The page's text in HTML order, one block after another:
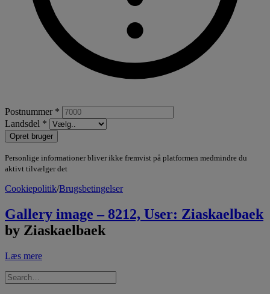
Postnummer *
Landsdel *
Opret bruger
Personlige informationer bliver ikke fremvist på platformen medmindre du
aktivt tilvælger det
Cookiepolitik/Brugsbetingelser
Gallery image – 8212, User: Ziaskaelbaek
by Ziaskaelbaek
Læs mere